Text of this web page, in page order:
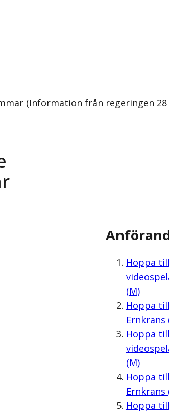
(Information från regeringen 28
Hoppa till
(M)
Hoppa till
Ernkrans
Hoppa till
(M)
Hoppa till
Ernkrans
Hoppa till